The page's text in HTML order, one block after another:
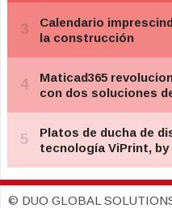
© DUO GLOBAL